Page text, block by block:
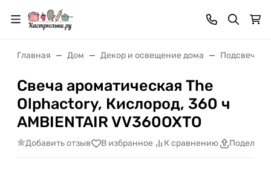
Главная Дом Декор и освещение дома
Свеча ароматическая The
Olphactory, Кислород, 360 ч
AMBIENTAIR VV360OXTO
Добавить отзыв В избранное К сравнению